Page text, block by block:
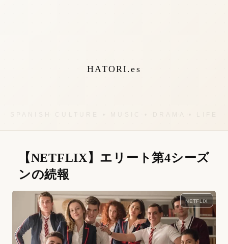
HATORI.es
【NETFLIX】エリート第4シーズ
ンの続報
NETFLIX